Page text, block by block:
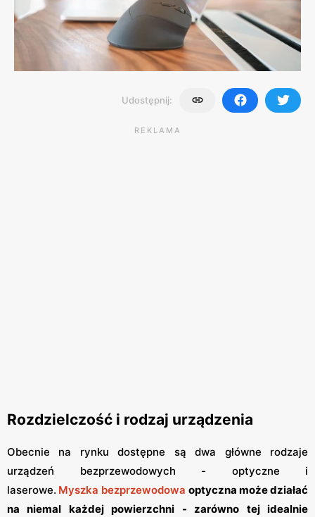
Udostępnij:
REKLAMA
Rozdzielczość i rodzaj urządzenia
Obecnie na rynku dostępne są dwa główne rodzaje
urządzeń bezprzewodowych - optyczne i
laserowe. Myszka bezprzewodowa optyczna może działać
na niemal każdej powierzchni - zarówno tej idealnie